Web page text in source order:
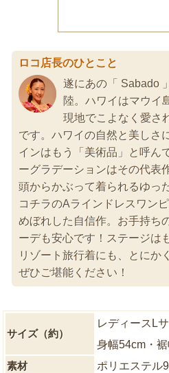
ロコ店長のひとこと
遂にあの「 Sabado
陸。ハワイはマウイ
現地でこよなく愛さ
です。ハワイの自然と美しさ
インはもう「美術品」と呼ん
ーグラデーションはその代表
頭からかぶって着られるゆっ
コチラのAラインドレスワン
めぼれした自信作。お手持ち
ーデも安心です！ステージは
リゾート旅行着にも、とにか
ぜひご堪能ください！
サイズ（約）
レディースL
身幅54cm・
素材
ポリエステル